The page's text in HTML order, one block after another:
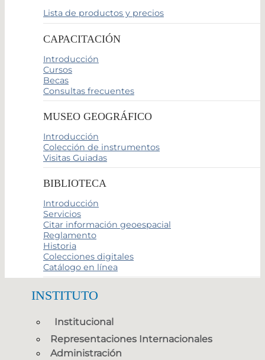
Lista de productos y precios
CAPACITACIÓN
Introducción
Cursos
Becas
Consultas frecuentes
MUSEO GEOGRÁFICO
Introducción
Colección de instrumentos
Visitas Guiadas
BIBLIOTECA
Introducción
Servicios
Citar información geoespacial
Reglamento
Historia
Colecciones digitales
Catálogo en línea
INSTITUTO
Institucional
Representaciones Internacionales
Administración